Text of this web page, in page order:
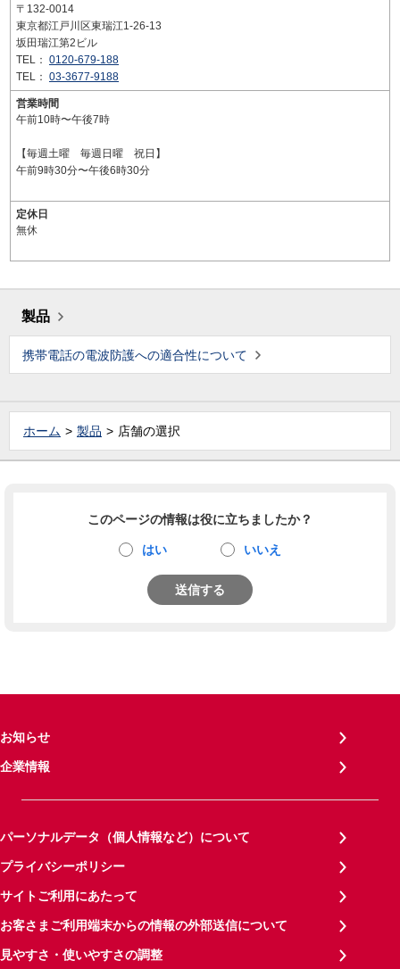
〒132-0014
東京都江戸川区東瑞江1-26-13
坂田瑞江第2ビル
TEL： 0120-679-188
TEL： 03-3677-9188
営業時間
午前10時〜午後7時
【毎週土曜 毎週日曜 祝日】
午前9時30分〜午後6時30分
定休日
無休
製品
携帯電話の電波防護への適合性について
ホーム 製品 店舗の選択
このページの情報は役に立ちましたか？
はい いいえ
送信する
お知らせ
企業情報
パーソナルデータ（個人情報など）について
プライバシーポリシー
サイトご利用にあたって
お客さまご利用端末からの情報の外部送信について
見やすさ・使いやすさの調整